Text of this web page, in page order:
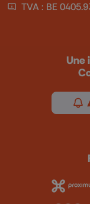
TVA : BE
Une